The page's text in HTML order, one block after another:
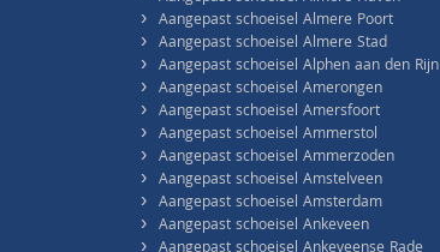
› Aangepast schoeisel Almere Poort
› Aangepast schoeisel Almere Stad
› Aangepast schoeisel Alphen aan den Rijn
› Aangepast schoeisel Amerongen
› Aangepast schoeisel Amersfoort
› Aangepast schoeisel Ammerstol
› Aangepast schoeisel Ammerzoden
› Aangepast schoeisel Amstelveen
› Aangepast schoeisel Amsterdam
› Aangepast schoeisel Ankeveen